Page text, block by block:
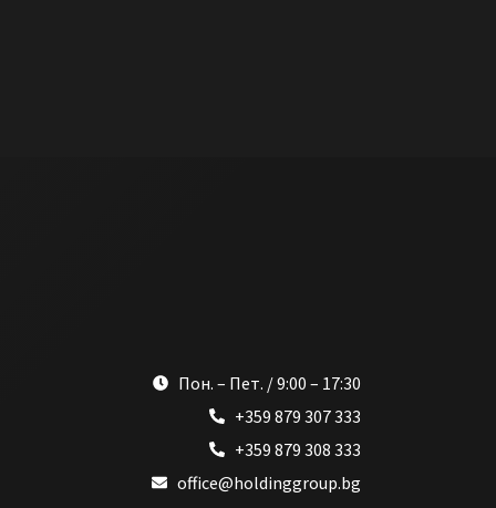
Пон. – Пет. / 9:00 – 17:30
+359 879 307 333
+359 879 308 333
office@holdinggroup.bg